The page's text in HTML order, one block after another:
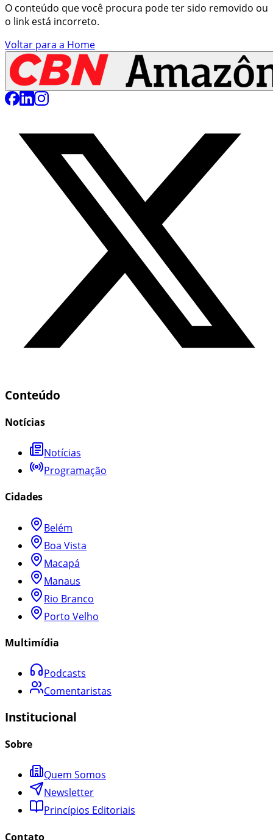
O conteúdo que você procura pode ter sido removido ou
o link está incorreto.
Voltar para a Home
Conteúdo
Notícias
Notícias
Programação
Cidades
Belém
Boa Vista
Macapá
Manaus
Rio Branco
Porto Velho
Multimídia
Podcasts
Comentaristas
Institucional
Sobre
Quem Somos
Newsletter
Princípios Editoriais
Contato